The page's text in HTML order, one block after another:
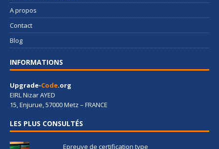
A propos
Contact
Blog
INFORMATIONS
Upgrade-Code.org
EIRL Nizar AYED
15, Enjurue, 57000 Metz – FRANCE
LES PLUS CONSULTÉS
Epreuve de certification type